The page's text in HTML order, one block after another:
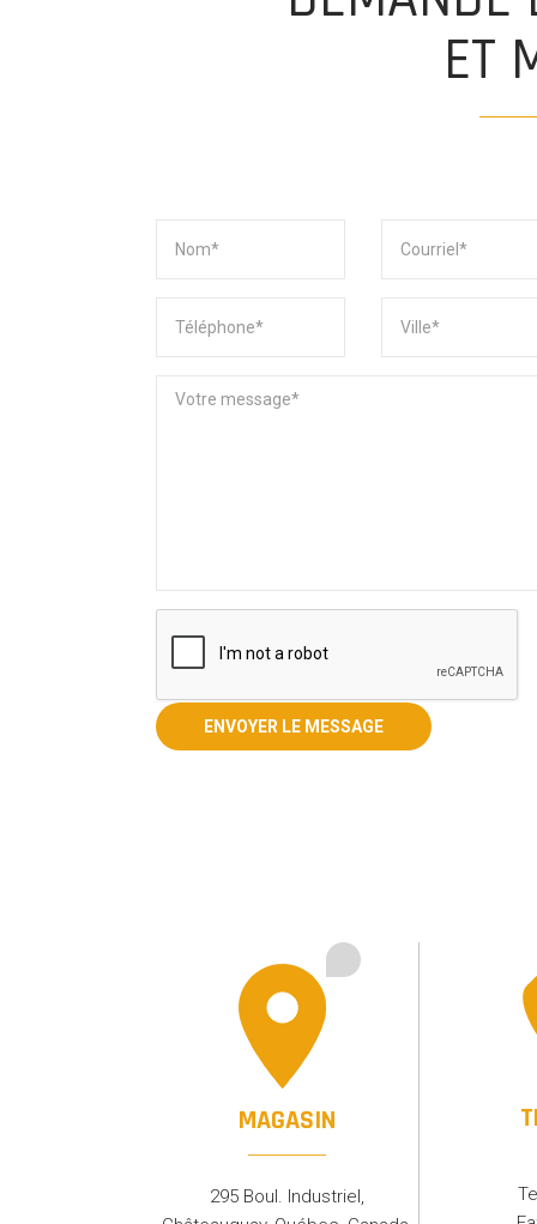
ET
MAGASIN
295 Boul. Industriel,